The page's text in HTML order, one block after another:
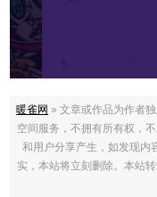
暖雀网 » 文章或作品为作者
空间服务，不拥有所有权，
和用户分享产生，如发现内
实，本站将立刻删除。本站